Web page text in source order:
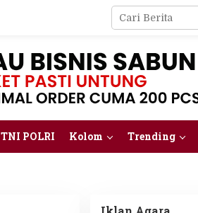
TNI POLRI Kolom Trending